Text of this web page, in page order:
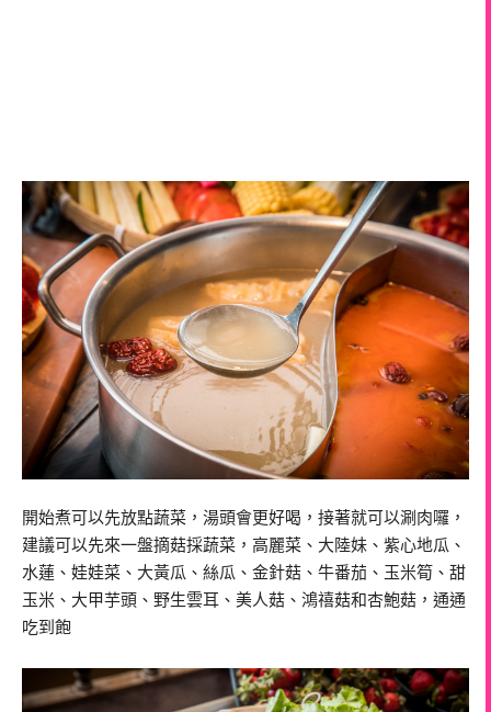
開始煮可以先放點蔬菜，湯頭會更好喝，接著就可以涮肉囉，
建議可以先來一盤摘菇採蔬菜，高麗菜、大陸妹、紫心地瓜、
水蓮、娃娃菜、大黃瓜、絲瓜、金針菇、牛番茄、玉米筍、甜
玉米、大甲芋頭、野生雲耳、美人菇、鴻禧菇和杏鮑菇，通通
吃到飽